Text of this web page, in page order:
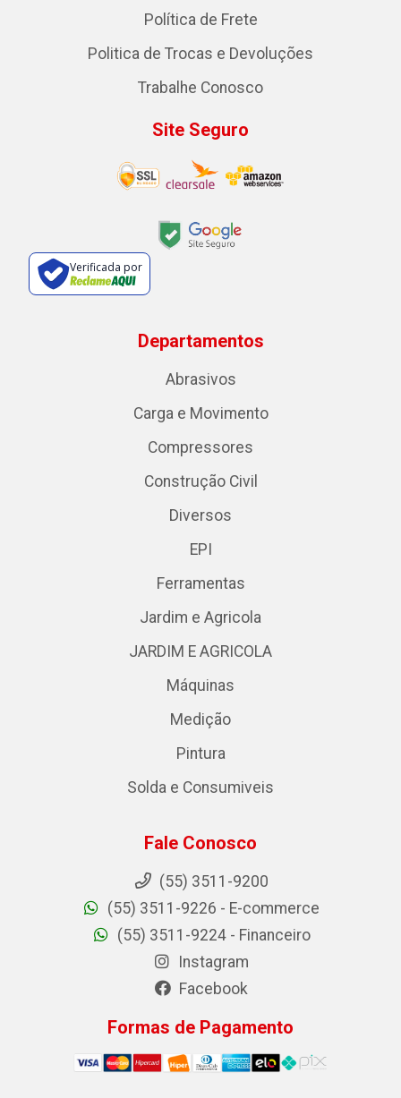
Política de Frete
Politica de Trocas e Devoluções
Trabalhe Conosco
Site Seguro
Verificada por
Departamentos
Abrasivos
Carga e Movimento
Compressores
Construção Civil
Diversos
EPI
Ferramentas
Jardim e Agricola
JARDIM E AGRICOLA
Máquinas
Medição
Pintura
Solda e Consumiveis
Fale Conosco
(55) 3511-9200
(55) 3511-9226 - E-commerce
(55) 3511-9224 - Financeiro
Instagram
Facebook
Formas de Pagamento